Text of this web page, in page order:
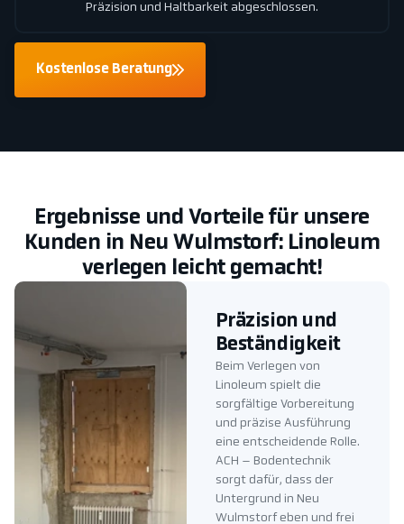
Präzision und Haltbarkeit abgeschlossen.
Kostenlose Beratung
Ergebnisse und Vorteile für unsere
Kunden in Neu Wulmstorf: Linoleum
verlegen leicht gemacht!
Präzision und
Beständigkeit
Beim Verlegen von
Linoleum spielt die
sorgfältige Vorbereitung
und präzise Ausführung
eine entscheidende Rolle.
ACH – Bodentechnik
sorgt dafür, dass der
Untergrund in Neu
Wulmstorf eben und frei